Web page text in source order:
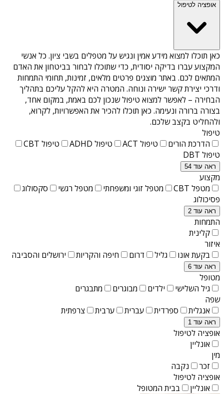
אופציה לטיפול
כאן תוכלו למצוא מידע אמין ונגיש על מטפלים בשבי ציון. כל אנשי
המקצוע עברו בדיקה יסודית, כדי שתוכלו לבחור בביטחון את האדם
המתאים לכם. באתר מוצגים פרטים מלאים, זמינות, תחומי התמחות
ודרכי יצירת קשר ישירה ונוחה. המטרה היא להקל עליכם בתהליך
הבחירה – לאפשר למצוא טיפול שנכון לכם באמת, במקום אחד,
בצורה ברורה ונעימה. כאן תוכלו להכיר את האפשרויות, לקרוא,
ולהחליט בקצב שלכם.
טיפול
הדרכת הורים
טיפול ACT טיפול ADHD
טיפול CBT
טיפול DBT
ראה עוד 54
מקצוע
מטפל CBT
מטפל זוגי ומשפחתי מטפל רגשי
סקסולוג
פסיכולוג
ראה עוד 2
התמחות
קלינית
איזור
בקעת אונו
גליל דרום חיפה והקריות ירושלים והסביבה
ראה עוד 6
מטופל
גיל השלישי
ילדים מבוגרים
מתבגרים
שפה
אנגלית
ספרדית עברית ערבית צרפתית
ראה עוד 1
אופציה לטיפול
אונליין
מין
זכר
נקבה
אופציה לטיפול
אונליין
בבית המטופל